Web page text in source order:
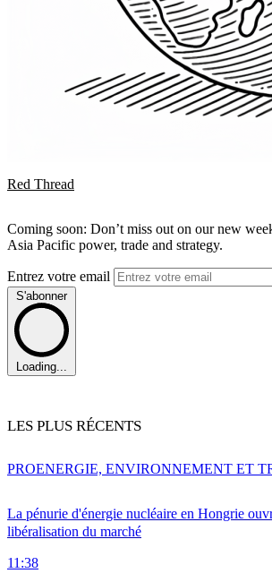
Red Thread
Coming soon: Don’t miss out on our new
Asia Pacific power, trade and strategy.
Entrez votre email
S'abonner
Loading...
LES PLUS RÉCENTS
La pénurie d'énergie nucléaire en Hongrie
libéralisation du marché
11:38
PROENERGIE, ENVIRONNEMENT ET